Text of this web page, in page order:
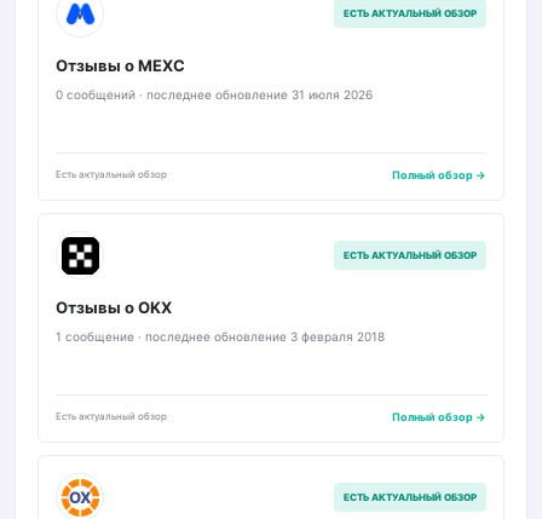
M ЕСТЬ АКТУАЛЬНЫЙ ОБЗОР
Отзывы о MEXC
0 сообщений · последнее обновление 31 июля 2026
Есть актуальный обзор Полный обзор →
O ЕСТЬ АКТУАЛЬНЫЙ ОБЗОР
Отзывы о OKX
1 сообщение · последнее обновление 3 февраля 2018
Есть актуальный обзор Полный обзор →
OX ЕСТЬ АКТУАЛЬНЫЙ ОБЗОР